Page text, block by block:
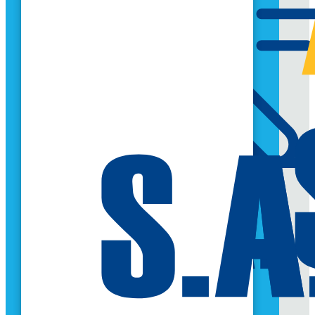
EDHD RECRUTE
CANDIDATEZ